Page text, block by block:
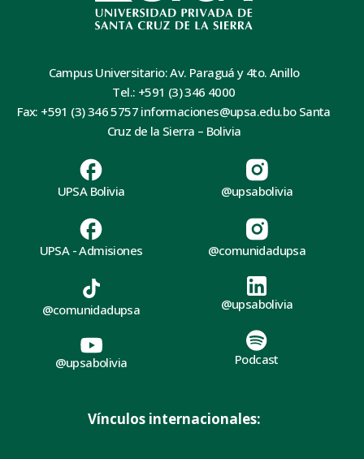
Campus Universitario: Av. Paraguá y 4to. Anillo
Tel.: +591 (3) 346 4000
Fax: +591 (3) 346 5757 informaciones@upsa.edu.bo Santa
Cruz de la Sierra – Bolivia
UPSA Bolivia
UPSA - Admisiones
@upsabolivia
@comunidadupsa
@comunidadupsa
@upsabolivia
@upsabolivia
Podcast
Vínculos internacionales: